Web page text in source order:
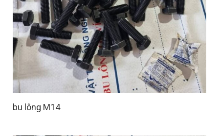
bu lông M14